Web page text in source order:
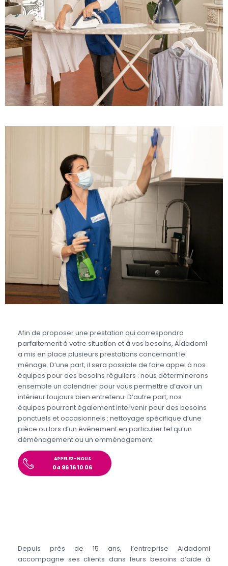
Afin de proposer une prestation qui correspondra
parfaitement à votre situation et à vos besoins, Aidadomi
a mis en place plusieurs prestations concernant le
ménage. D’une part, il sera possible de faire appel à nos
équipes pour des besoins réguliers : nous déterminerons
ensemble un calendrier pour vous permettre d’avoir un
intérieur toujours bien entretenu. D’autre part, nos
équipes pourront également intervenir pour des besoins
ponctuels et occasionnels : nettoyage spécifique d’une
pièce ou lors d’un événement en particulier tel qu’un
déménagement ou un emménagement.
APPELEZ-NOUS
04 96 16 10 06
Depuis près de 15 ans, l’entreprise Aidadomi
accompagne ses clients dans leurs besoins d’aide à